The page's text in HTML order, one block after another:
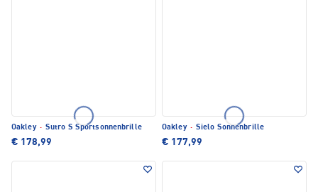
Oakley · Sutro S Sportsonnenbrille
€ 178,99
Oakley · Sielo Sonnenbrille
€ 177,99